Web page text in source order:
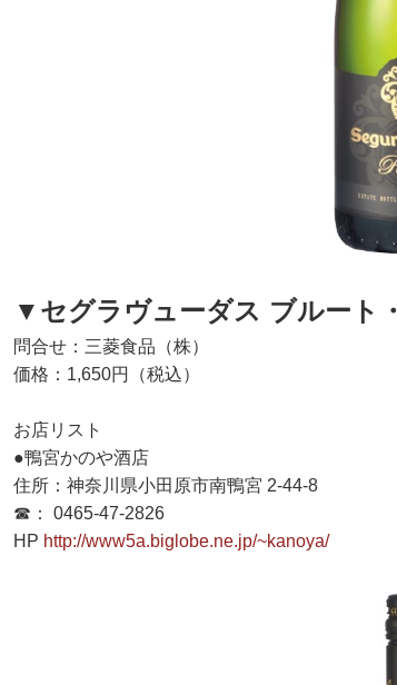
▼セグラヴューダス ブルート
問合せ：三菱食品（株）
価格：1,650円（税込）
お店リスト
●鴨宮かのや酒店
住所：神奈川県小田原市南鴨宮 2-44-8
☎： 0465-47-2826
HP http://www5a.biglobe.ne.jp/~kanoya/